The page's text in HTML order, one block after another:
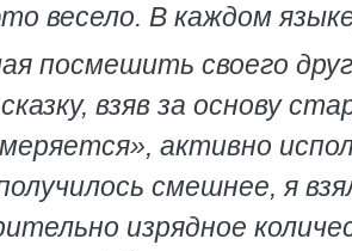
весело. В каждом
посмешить своего
взяв за основу
активно
смешнее, я
изрядное